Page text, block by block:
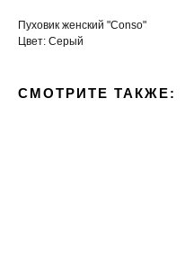
Пуховик женский "Conso"
Цвет: Серый
СМОТРИТЕ ТАКЖЕ: